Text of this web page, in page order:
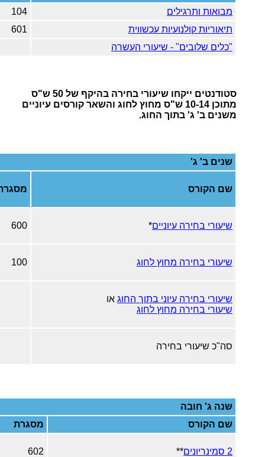
מבואות ותרגילים
104
תיאוריות קולנועיות עכשווית
601
"כלים שלובים" - שיעורי העשרה
סטודנטים ייקחו שיעורי בחירה בהיקף של 50 ש"ס
מתוכן 10-14 ש"ס מחוץ לחוג והשאר קורסים עיוניים
משנים ב' ג' בתוך החוג.
שנים ב' ג'
שם הקורס
שיעורי בחירה עיוניים*
600
שיעורי בחירה מחוץ לחוג 100
שיעורי בחירה עיוני בתוך החוג או
שיעורי בחירה מחוץ לחוג
סה"כ שיעורי בחירה
שנה ג' חובה
שם הקורס
מסגרת
2 סמינריונים **
602